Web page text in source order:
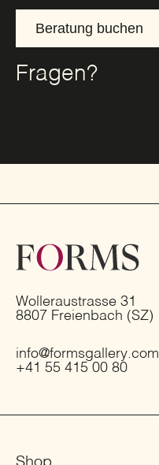
Beratung buchen
Fragen?
Wolleraustrasse 31
8807 Freienbach (SZ)
info@formsgallery.com
+41 55 415 00 80